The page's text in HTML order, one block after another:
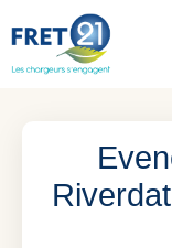
au
contenu